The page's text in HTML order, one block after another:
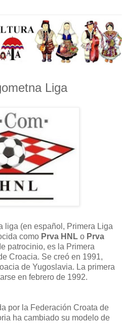
Liga
liga (en español, Primera Liga
como Prva HNL o Prva
patrocinio, es la Primera
Croacia. Se creó en 1991,
de Yugoslavia. La primera
en febrero de 1992.
por la Federación Croata de
ha cambiado su modelo de